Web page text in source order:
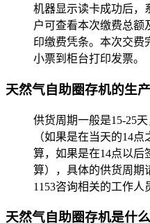
机器显示读卡成功后，
户可查看本次缴费总额
印缴费凭条。本次交费
小票到柜台打印发票。
天然气自助圈存机的生
供货周期一般是15-25
（如果是在当天的14
算，如果是在14点以后
算），具体的供货周期
1153咨询相关的工作人
天然气自助圈存机是什么